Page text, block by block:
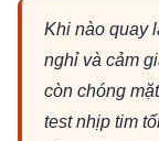
Khi nào quay
nghỉ và cảm
còn chóng
test nhịp tim